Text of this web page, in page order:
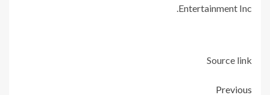
Entertainment Inc.
Source link
Previous